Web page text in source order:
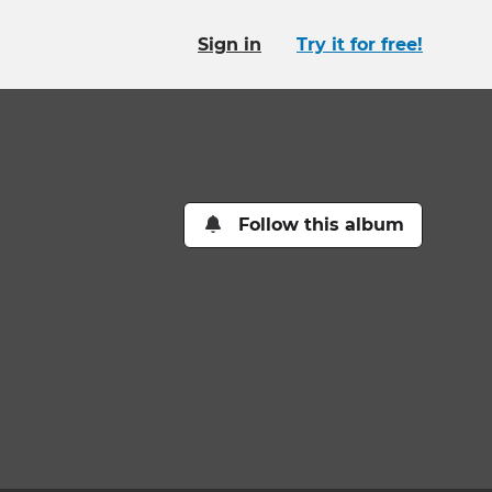
Sign in Try it for free!
Follow this album